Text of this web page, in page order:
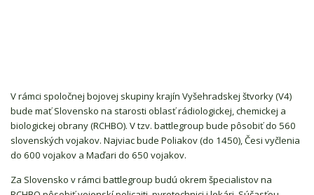
V rámci spoločnej bojovej skupiny krajín Vyšehradskej štvorky (V4)
bude mať Slovensko na starosti oblasť rádiologickej, chemickej a
biologickej obrany (RCHBO). V tzv. battlegroup bude pôsobiť do 560
slovenských vojakov. Najviac bude Poliakov (do 1450), Česi vyčlenia
do 600 vojakov a Maďari do 650 vojakov.
Za Slovensko v rámci battlegroup budú okrem špecialistov na